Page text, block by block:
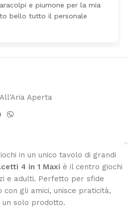
e piumone per la mia
bello tutto il personale
All'Aria Aperta
in un unico tavolo di grandi
4 in 1 Maxi è il centro giochi
e adulti. Perfetto per sfide
con gli amici, unisce praticità,
solo prodotto.